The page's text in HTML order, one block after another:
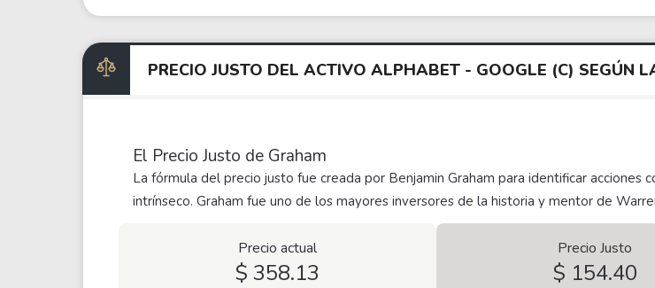
PRECIO JUSTO DEL ACTIVO ALPHABET - GOOGLE (C) SEGÚN
El Precio Justo de Graham
La fórmula del precio justo fue creada por Benjamin Graham para identificar
intrínseco. Graham fue uno de los mayores inversores de la historia y mentor de
Precio actual
$ 358.13
Precio Justo
$ 154.40